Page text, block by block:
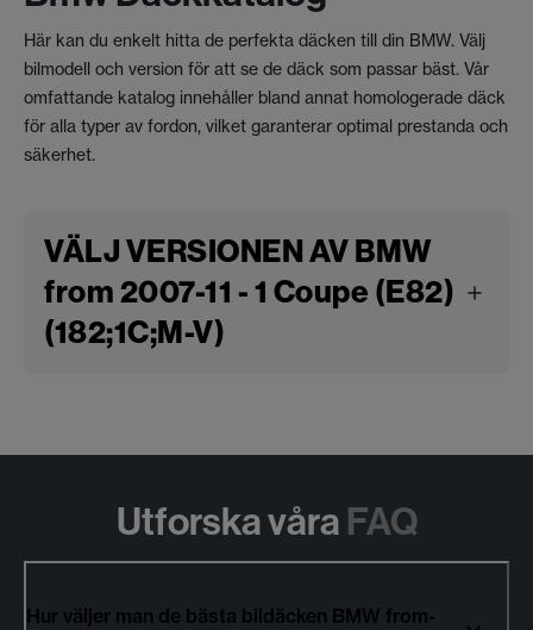
Här kan du enkelt hitta de perfekta däcken till din BMW. Välj
bilmodell och version för att se de däck som passar bäst. Vår
omfattande katalog innehåller bland annat homologerade däck
för alla typer av fordon, vilket garanterar optimal prestanda och
säkerhet.
VÄLJ VERSIONEN AV BMW
from 2007-11 - 1 Coupe (E82)
(182;1C;M-V)
Utforska våra FAQ
Hur väljer man de bästa bildäcken BMW from-